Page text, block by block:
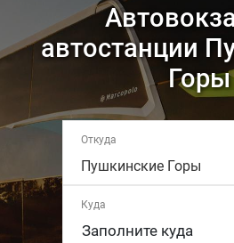
автостанции
Горы
Откуда
Пушкинские Горы
Куда